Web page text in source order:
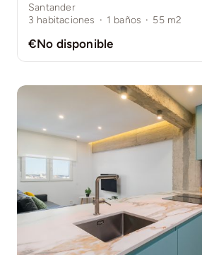
Santander
3 habitaciones · 1 baños · 55 m2
€No disponible